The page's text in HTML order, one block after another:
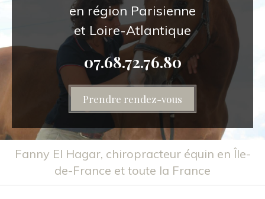
en région Parisienne
et Loire-Atlantique
07.68.72.76.80
Prendre rendez-vous
Fanny El Hagar, chiropracteur équin en Île-
de-France et toute la France